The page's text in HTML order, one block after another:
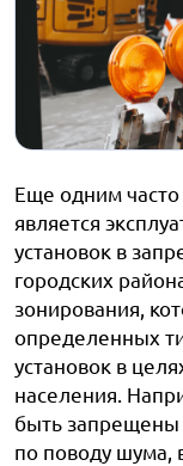
Еще одним
является
установок в
городских
зонирования,
определенных
установок в
населения.
быть запрещены
по поводу шума,